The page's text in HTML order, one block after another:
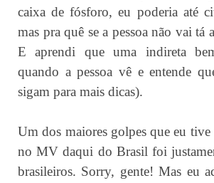
caixa de fósforo, eu poderia até
mas pra quê se a pessoa não vai tá
E aprendi que uma indireta
quando a pessoa vê e entende
sigam para mais dicas).
Um dos maiores golpes que eu
no MV daqui do Brasil foi
brasileiros. Sorry, gente! Mas eu